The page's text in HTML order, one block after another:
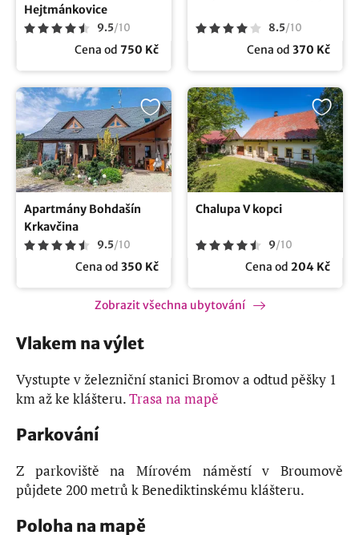
Hejtmánkovice
9.5/10
Cena od 750 Kč
8.5/10
Cena od 370 Kč
Apartmány Bohdašín
Krkavčina
9.5/10
Cena od 350 Kč
Chalupa V kopci
9/10
Cena od 204 Kč
Zobrazit všechna ubytování
Vlakem na výlet
Vystupte v železniční stanici Bromov a odtud pěšky 1
km až ke klášteru.Trasa na mapě
Parkování
Z parkoviště na Mírovém náměstí v Broumově
půjdete 200 metrů k Benediktinskému klášteru.
Poloha na mapě